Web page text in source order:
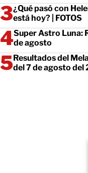
¿Qué pasó con
está hoy? | FOTOS
Super Astro Luna:
de agosto
Resultados del
del 7 de agosto del